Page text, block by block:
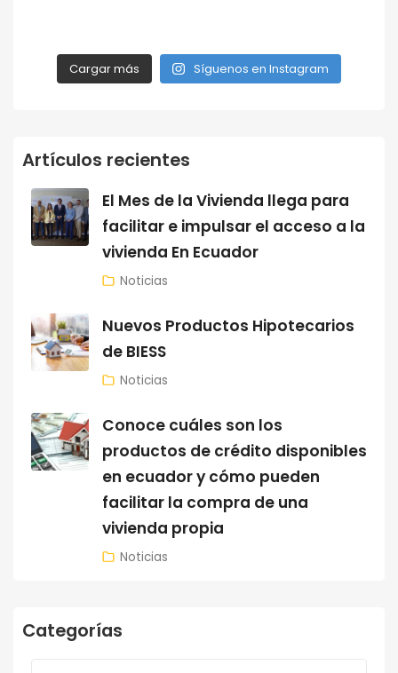
Cargar más Síguenos en Instagram
Artículos recientes
El Mes de la Vivienda llega para
facilitar e impulsar el acceso a la
vivienda En Ecuador
Noticias
Nuevos Productos Hipotecarios
de BIESS
Noticias
Conoce cuáles son los
productos de crédito disponibles
en ecuador y cómo pueden
facilitar la compra de una
vivienda propia
Noticias
Categorías